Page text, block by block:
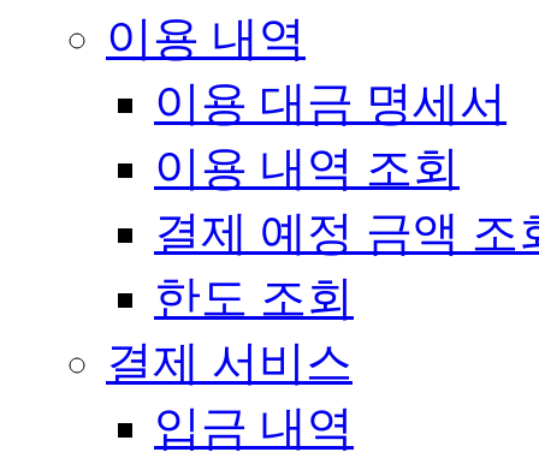
이용 내역
이용 대금 명세서
이용 내역 조회
결제 예정 금액 조
한도 조회
결제 서비스
입금 내역